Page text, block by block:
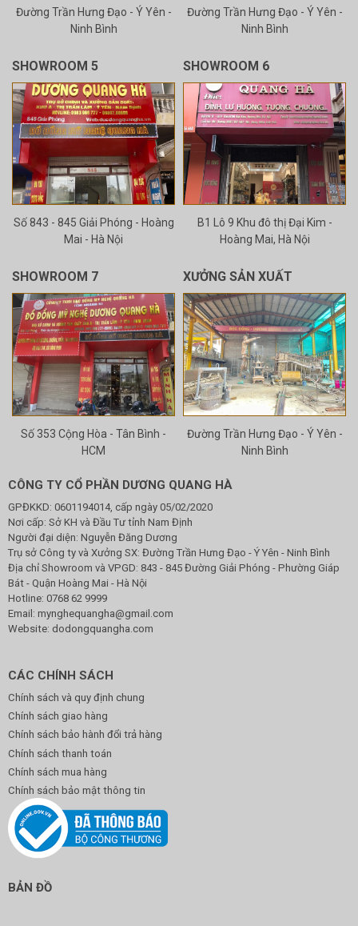
Đường Trần Hưng Đạo - Ý Yên -
Ninh Bình
Đường Trần Hưng Đạo - Ý Yên -
Ninh Bình
SHOWROOM 5
Số 843 - 845 Giải Phóng - Hoàng
Mai - Hà Nội
SHOWROOM 6
B1 Lô 9 Khu đô thị Đại Kim -
Hoàng Mai, Hà Nội
SHOWROOM 7
Số 353 Cộng Hòa - Tân Bình -
HCM
XƯỞNG SẢN XUẤT
Đường Trần Hưng Đạo - Ý Yên -
Ninh Bình
CÔNG TY CỔ PHẦN DƯƠNG QUANG HÀ
GPĐKKD: 0601194014, cấp ngày 05/02/2020
Nơi cấp: Sở KH và Đầu Tư tỉnh Nam Định
Người đại diện: Nguyễn Đăng Dương
Trụ sở Công ty và Xưởng SX: Đường Trần Hưng Đạo - Ý Yên - Ninh Bình
Địa chỉ Showroom và VPGD: 843 - 845 Đường Giải Phóng - Phường Giáp
Bát - Quận Hoàng Mai - Hà Nội
Hotline: 0768 62 9999
Email: mynghequangha@gmail.com
Website: dodongquangha.com
CÁC CHÍNH SÁCH
Chính sách và quy định chung
Chính sách giao hàng
Chính sách bảo hành đổi trả hàng
Chính sách thanh toán
Chính sách mua hàng
Chính sách bảo mật thông tin
BẢN ĐỒ